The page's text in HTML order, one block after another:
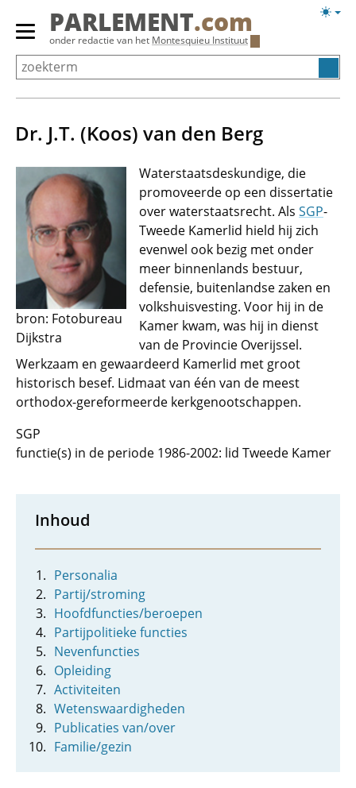
Overslaan
Primair
menu
tonen/verbergen
PARLEMENT.com
onder redactie van het Montesquieu Instituut
Dr. J.T. (Koos) van den Berg
bron: Fotobureau
Dijkstra
Waterstaatsdeskundige, die
promoveerde op een dissertatie
over waterstaatsrecht. Als SGP-
Tweede Kamerlid hield hij zich
evenwel ook bezig met onder
meer binnenlands bestuur,
defensie, buitenlandse zaken en
volkshuisvesting. Voor hij in de
Kamer kwam, was hij in dienst
van de Provincie Overijssel.
Werkzaam en gewaardeerd Kamerlid met groot
historisch besef. Lidmaat van één van de meest
orthodox-gereformeerde kerkgenootschappen.
SGP
functie(s) in de periode 1986-2002: lid Tweede Kamer
Inhoud
Personalia
Partij/stroming
Hoofdfuncties/beroepen
Partijpolitieke functies
Nevenfuncties
Opleiding
Activiteiten
Wetenswaardigheden
Publicaties van/over
Familie/gezin